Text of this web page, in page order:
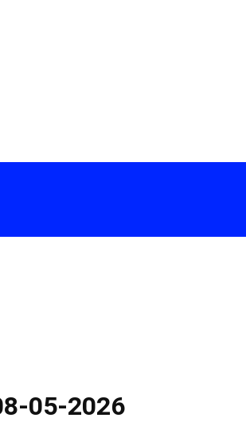
05-2026